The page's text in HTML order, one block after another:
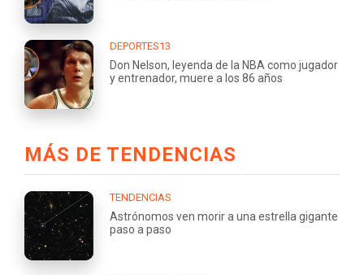
DEPORTES13
Don Nelson, leyenda de la NBA como jugador
y entrenador, muere a los 86 años
MÁS DE TENDENCIAS
TENDENCIAS
Astrónomos ven morir a una estrella gigante
paso a paso